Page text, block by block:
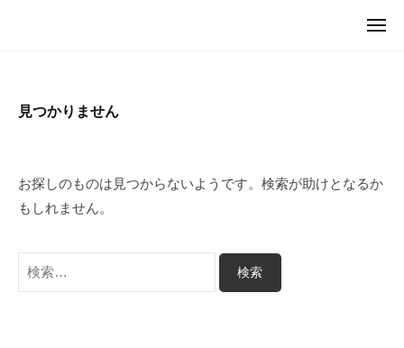
U
マ
イ
グ
）
メ
見つかりません
お探しのものは見つからないようです。検索が助けとなるか
もしれません。
検
索:
マ
グ
）
ー